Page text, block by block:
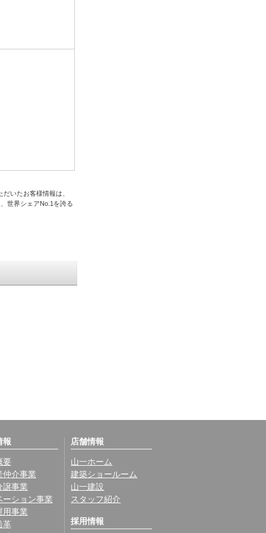
いたお客様情報は、
世界シェアNo.1を誇る
報
要
仲介事業
譲事業
ーション事業
用事業
革
店舗情報
山一ホーム
建築ショールーム
山一建設
スタッフ紹介
採用情報